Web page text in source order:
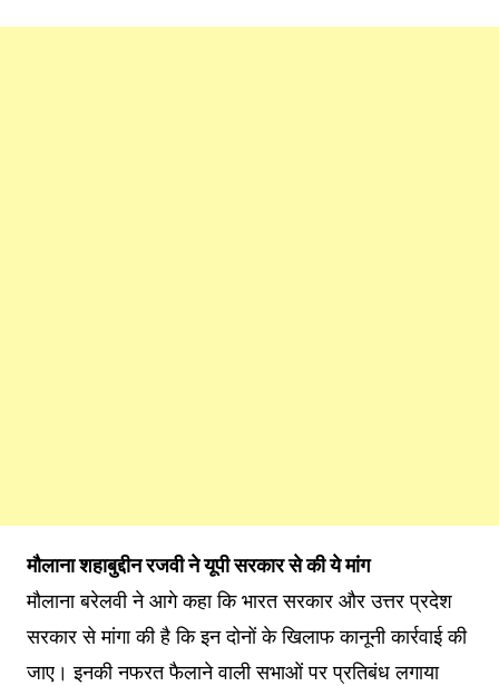
मौलाना शहाबुद्दीन रजवी ने यूपी सरकार से की ये मांग
मौलाना बरेलवी ने आगे कहा कि भारत सरकार और उत्तर प्रदेश
सरकार से मांगा की है कि इन दोनों के खिलाफ कानूनी कार्रवाई की
जाए। इनकी नफरत फैलाने वाली सभाओं पर प्रतिबंध लगाया